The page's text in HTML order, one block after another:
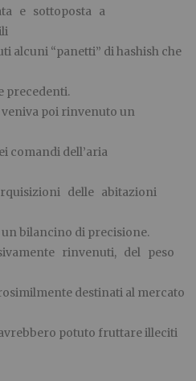
e sottoposta a
alcuni “panetti” di hashish che
precedenti.
poi rinvenuto un
comandi dell’aria
delle abitazioni
bilancino di precisione.
rinvenuti, del peso
destinati al mercato
potuto fruttare illeciti